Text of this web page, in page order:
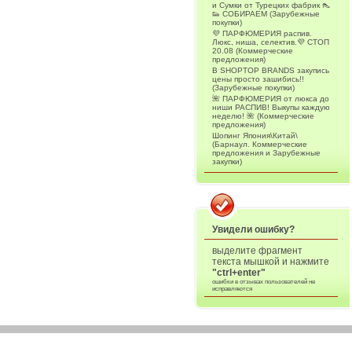
и Сумки от Турецких фабрик 👠
👟 СОБИРАЕМ (Зарубежные
покупки)
💜 ПАРФЮМЕРИЯ распив.
Люкс, ниша, селектив.💜 СТОП
20.08 (Коммерческие
предложения)
В SHOPTOP BRANDS закупись
цены просто зашибись!!
(Зарубежные покупки)
🌺 ПАРФЮМЕРИЯ от люкса до
ниши РАСПИВ! Выкупы каждую
неделю! 🌺 (Коммерческие
предложения)
Шопинг Япония\Китай\
(Барнаул. Коммерческие
предложения и Зарубежные
закупки)
Увидели ошибку?
выделите фрагмент
текста мышкой и нажмите
"ctrl+enter"
ошибки в отзывах пользователей не
исправляются